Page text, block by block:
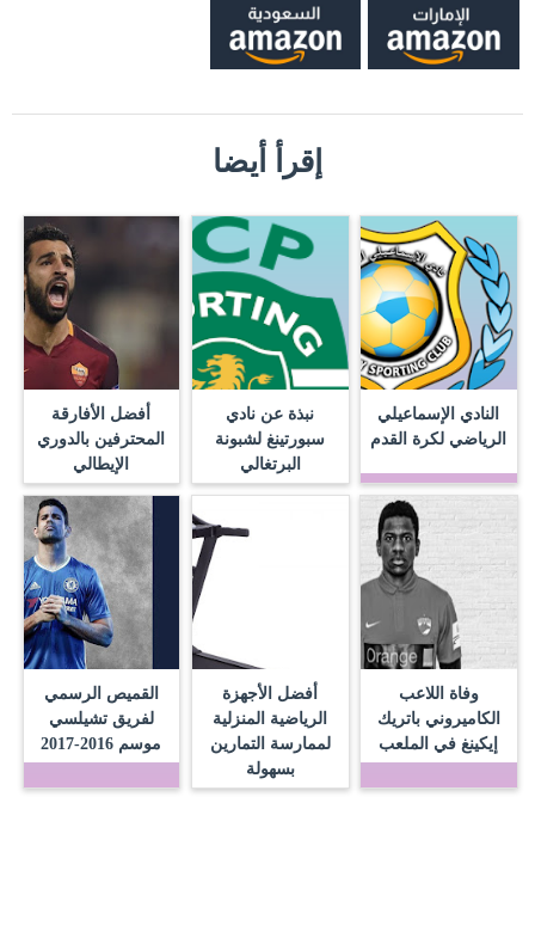
إقرأ أيضا
النادي الإسماعيلي
الرياضي لكرة القدم
نبذة عن نادي
سبورتينغ لشبونة
البرتغالي
أفضل الأفارقة
المحترفين بالدوري
الإيطالي
وفاة اللاعب
الكاميروني باتريك
إيكينغ في الملعب
أفضل الأجهزة
الرياضية المنزلية
لممارسة التمارين
بسهولة
القميص الرسمي
لفريق تشيلسي
موسم 2016-2017